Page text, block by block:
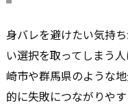
身バレを避けたい気持
い選択を取ってしまう
崎市や群馬県のような
的に失敗につながりや